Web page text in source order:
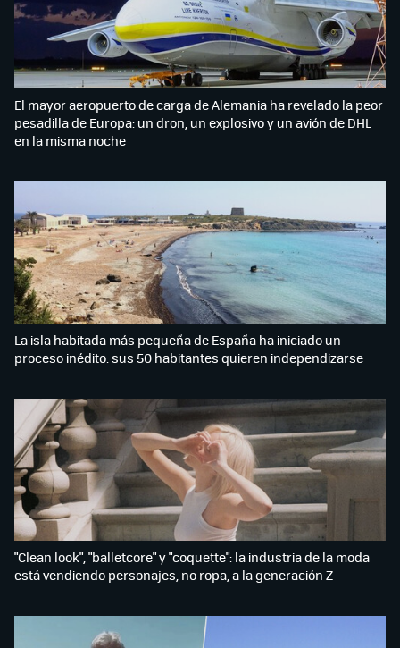
El mayor aeropuerto de carga de Alemania ha revelado la peor
pesadilla de Europa: un dron, un explosivo y un avión de DHL
en la misma noche
La isla habitada más pequeña de España ha iniciado un
proceso inédito: sus 50 habitantes quieren independizarse
"Clean look", "balletcore" y "coquette": la industria de la moda
está vendiendo personajes, no ropa, a la generación Z